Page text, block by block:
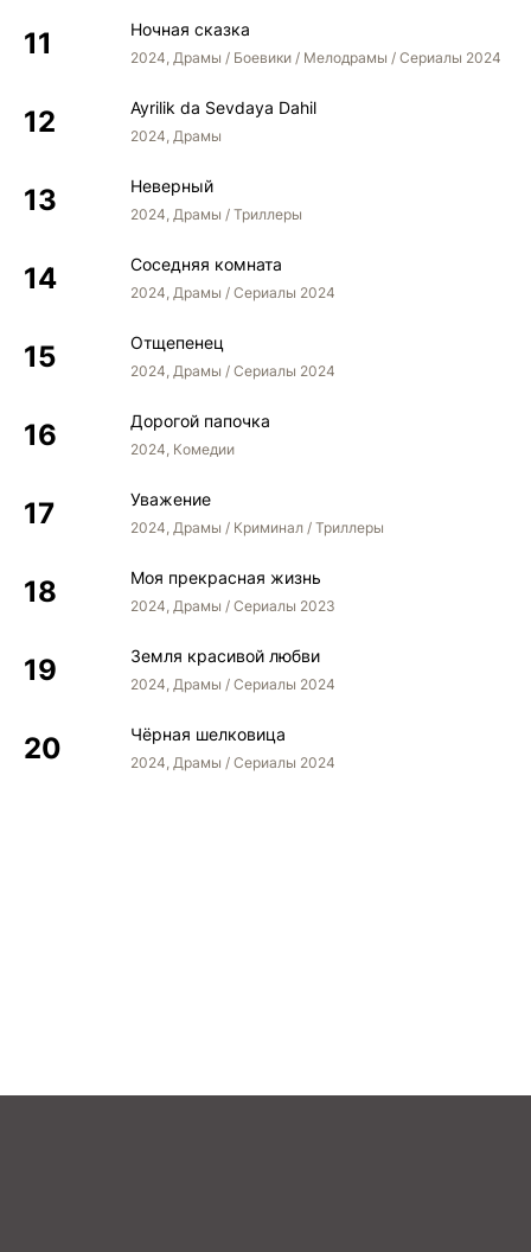
Ночная сказка
2024, Драмы / Боевики / Мелодрамы / Сериалы 2024
Ayrilik da Sevdaya Dahil
2024, Драмы
Неверный
2024, Драмы / Триллеры
Соседняя комната
2024, Драмы / Сериалы 2024
Отщепенец
2024, Драмы / Сериалы 2024
Дорогой папочка
2024, Комедии
Уважение
2024, Драмы / Криминал / Триллеры
Моя прекрасная жизнь
2024, Драмы / Сериалы 2023
Земля красивой любви
2024, Драмы / Сериалы 2024
Чёрная шелковица
2024, Драмы / Сериалы 2024